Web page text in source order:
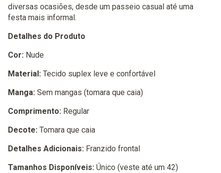
diversas ocasiões, desde um passeio casual até uma
festa mais informal.
Detalhes do Produto
Cor: Nude
Material: Tecido suplex leve e confortável
Manga: Sem mangas (tomara que caia)
Comprimento: Regular
Decote: Tomara que caia
Detalhes Adicionais: Franzido frontal
Tamanhos Disponíveis: Único (veste até um 42)